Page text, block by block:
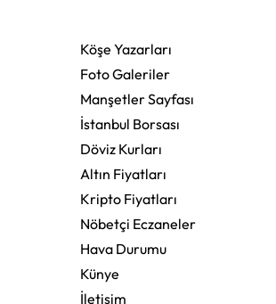
Köşe Yazarları
Foto Galeriler
Manşetler Sayfası
İstanbul Borsası
Döviz Kurları
Altın Fiyatları
Kripto Fiyatları
Nöbetçi Eczaneler
Hava Durumu
Künye
İletişim